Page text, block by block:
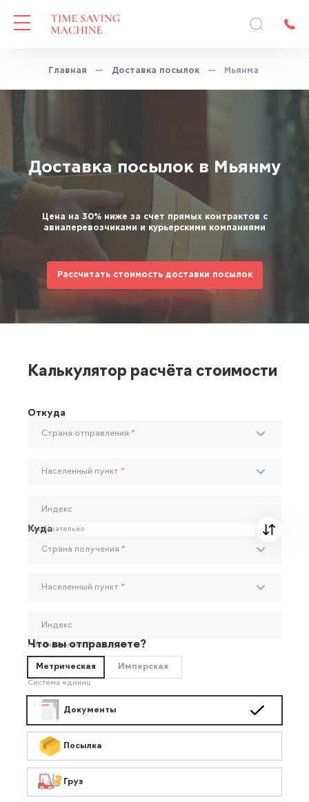
Главная — Доставка посылок — Мьянма
Доставка посылок в Мьянму
Цена на 30% ниже за счет прямых контрактов с
авиаперевозчиками и курьерскими компаниями
Рассчитать стоимость доставки посылок
Калькулятор расчёта стоимости
Откуда
Страна отправления *
Населенный пункт *
Индекс
Необязательно
Куда
Страна получения *
Населенный пункт *
Индекс
Необязательно
Что вы отправляете?
Метрическая Имперская
Система единиц
Документы
Посылка
Груз